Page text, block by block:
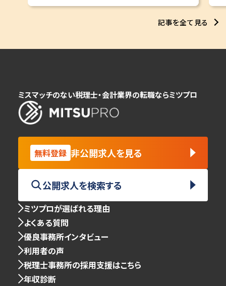
記事を全て見る
ミスマッチのない税理士・会計業界の転職ならミツプロ
無料登録 非公開求人を見る
公開求人を検索する
ミツプロが選ばれる理由
よくある質問
優良事務所インタビュー
利用者の声
税理士事務所の採用支援はこちら
年収診断